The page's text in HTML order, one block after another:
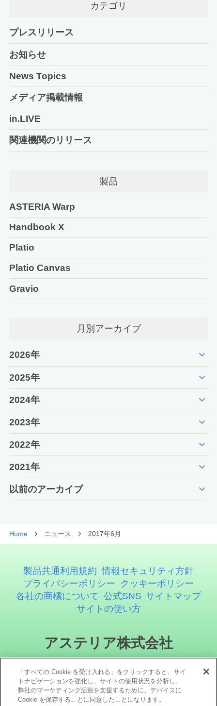
カテゴリ
プレスリリース
お知らせ
News Topics
メディア掲載情報
in.LIVE
関連機関のリリース
製品
ASTERIA Warp
Handbook X
Platio
Platio Canvas
Gravio
月別アーカイブ
2026年 expand_more
2025年 expand_more
2024年 expand_more
2023年 expand_more
2022年 expand_more
2021年 expand_more
以前のアーカイブ expand_more
Home ニュース 2017年6月
製品共通利用規約 情報セキュリティ方針
プライバシーポリシー
クッキーポリシー
各社の商標について 公式SNS サイトマップ
サイトの使い方
アステリア株式会社
「すべての Cookie を受け入れる」をクリックすると、サイ
トナビゲーションを強化し、サイトの使用状況を分析し、
弊社のマーケティング活動を支援するために、デバイスに
Cookie を保存することに同意したことになります。